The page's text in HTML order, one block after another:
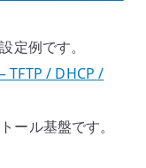
定例です。
TFTP / DHCP /
ール基盤です。